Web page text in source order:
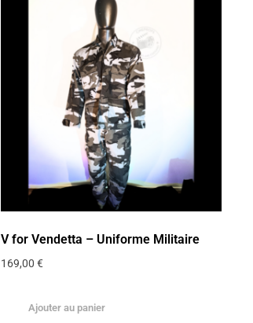
V for Vendetta – Uniforme Militaire
169,00 €
Ajouter au panier